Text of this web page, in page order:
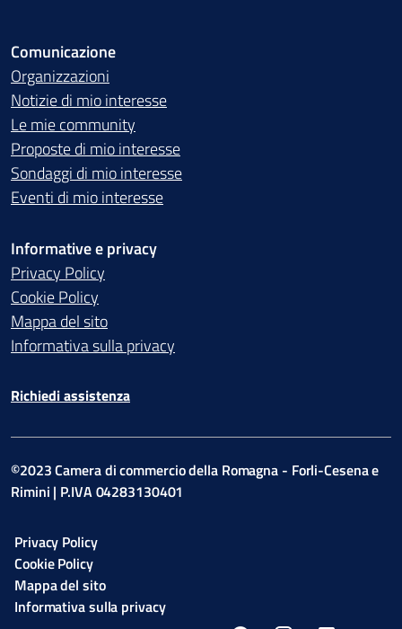
Comunicazione
Organizzazioni
Notizie di mio interesse
Le mie community
Proposte di mio interesse
Sondaggi di mio interesse
Eventi di mio interesse
Informative e privacy
Privacy Policy
Cookie Policy
Mappa del sito
Informativa sulla privacy
Richiedi assistenza
©2023 Camera di commercio della Romagna - Forli-Cesena e
Rimini | P.IVA 04283130401
Privacy Policy
Cookie Policy
Mappa del sito
Informativa sulla privacy